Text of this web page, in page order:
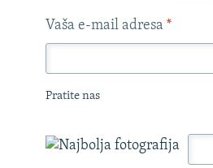
Vaša e-mail adresa *
Pratite nas